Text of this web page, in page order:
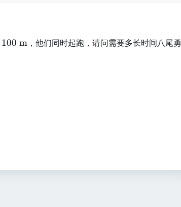
1
100 m ，他们同时起跑，请问需要多长时间八尾勇